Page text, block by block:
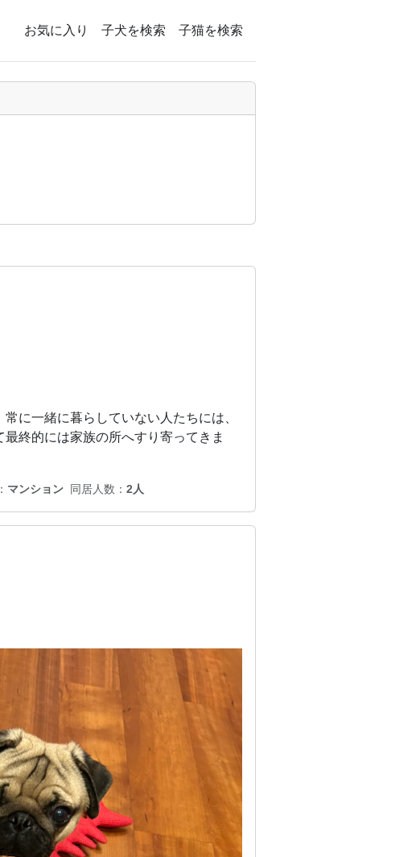
お気に入り 子犬を検索 子猫を検索
に一緒に暮らしていない人たちには、
終的には家族の所へすり寄ってきま
マンション 同居人数： 2人